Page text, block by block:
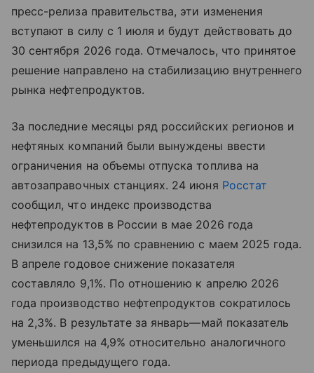
пресс-релиза правительства, эти изменения
вступают в силу с 1 июля и будут действовать до
30 сентября 2026 года. Отмечалось, что принятое
решение направлено на стабилизацию внутреннего
рынка нефтепродуктов.
За последние месяцы ряд российских регионов и
нефтяных компаний были вынуждены ввести
ограничения на объемы отпуска топлива на
автозаправочных станциях. 24 июня Росстат
сообщил, что индекс производства
нефтепродуктов в России в мае 2026 года
снизился на 13,5% по сравнению с маем 2025 года.
В апреле годовое снижение показателя
составляло 9,1%. По отношению к апрелю 2026
года производство нефтепродуктов сократилось
на 2,3%. В результате за январь—май показатель
уменьшился на 4,9% относительно аналогичного
периода предыдущего года.